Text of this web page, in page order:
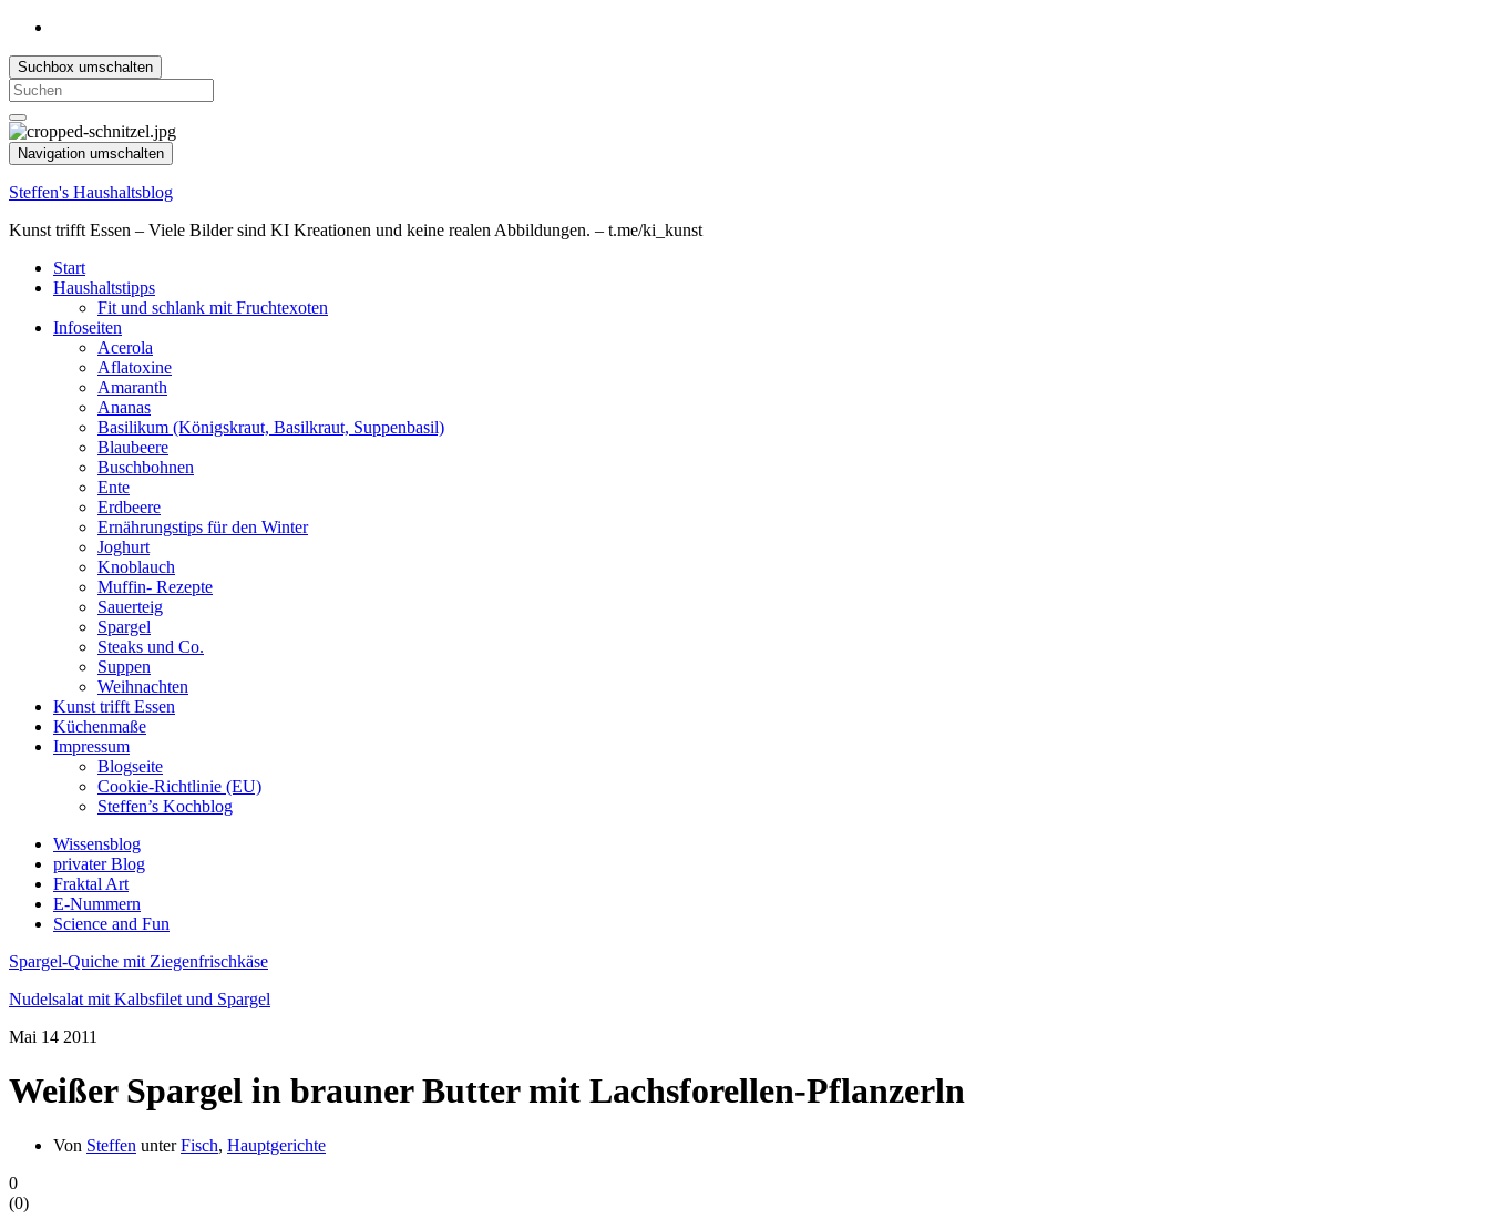
Suchbox umschalten
Search
for:
Navigation umschalten
Steffen's Haushaltsblog
Kunst trifft Essen – Viele Bilder sind KI Kreationen und keine realen Abbildungen. – t.me/ki_kunst
Start
Haushaltstipps
Fit und schlank mit Fruchtexoten
Infoseiten
Acerola
Aflatoxine
Amaranth
Ananas
Basilikum (Königskraut, Basilkraut, Suppenbasil)
Blaubeere
Buschbohnen
Ente
Erdbeere
Ernährungstips für den Winter
Joghurt
Knoblauch
Muffin- Rezepte
Sauerteig
Spargel
Steaks und Co.
Suppen
Weihnachten
Kunst trifft Essen
Küchenmaße
Impressum
Blogseite
Cookie-Richtlinie (EU)
Steffen’s Kochblog
Wissensblog
privater Blog
Fraktal Art
E-Nummern
Science and Fun
Spargel-Quiche mit Ziegenfrischkäse
Nudelsalat mit Kalbsfilet und Spargel
Mai 14 2011
Weißer Spargel in brauner Butter mit Lachsforellen-Pflanzerln
Von Steffen unterFisch, Hauptgerichte
0
(0)